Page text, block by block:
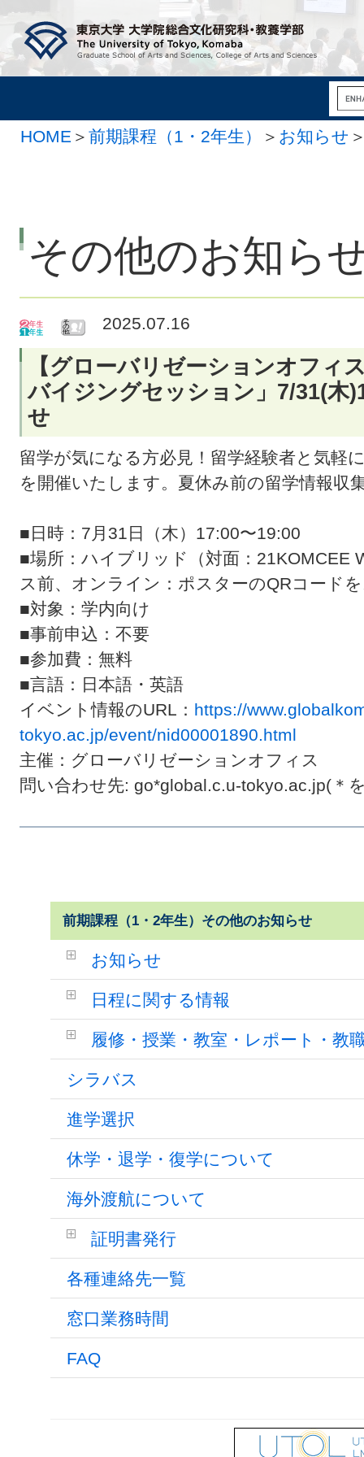
HOME ＞ 前期課程（1・2年生） ＞ お知らせ
その他のお知ら
2025.07.16
【グローバリゼーションオフィ
バイジングセッション」7/31(木
せ
留学が気になる方必見！留学経験者と気軽
を開催いたします。夏休み前の留学情報収
■日時：7月31日（木）17:00〜19:00
■場所：ハイブリッド（対面：21KOMCEE
ス前、オンライン：ポスターのQRコード
■対象：学内向け
■事前申込：不要
■参加費：無料
■言語：日本語・英語
イベント情報のURL： https://
tokyo.ac.jp/event/nid00001890.html
主催：グローバリゼーションオフィス
問い合わせ先: go*global.c.u-tokyo.ac.jp(＊
前期課程（1・2年生）その他のお知らせ
お知らせ
日程に関する情報
履修・授業・教室・レポート・教
シラバス
進学選択
休学・退学・復学について
海外渡航について
証明書発行
各種連絡先一覧
窓口業務時間
FAQ